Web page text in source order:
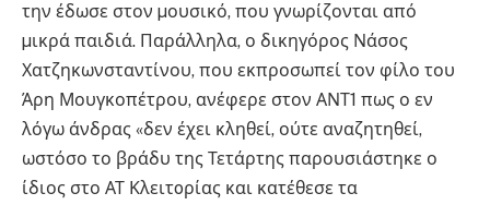
την έδωσε στον µουσικό, που γνωρίζονται από
µικρά παιδιά. Παράλληλα, ο δικηγόρος Νάσος
Χατζηκωνσταντίνου, που εκπροσωπεί τον φίλο του
Άρη Μουγκοπέτρου, ανέφερε στον ΑΝΤ1 πως ο εν
λόγω άνδρας «δεν έχει κληθεί, ούτε αναζητηθεί,
ωστόσο το βράδυ της Τετάρτης παρουσιάστηκε ο
ίδιος στο ΑΤ Κλειτoρίας και κατέθεσε τα